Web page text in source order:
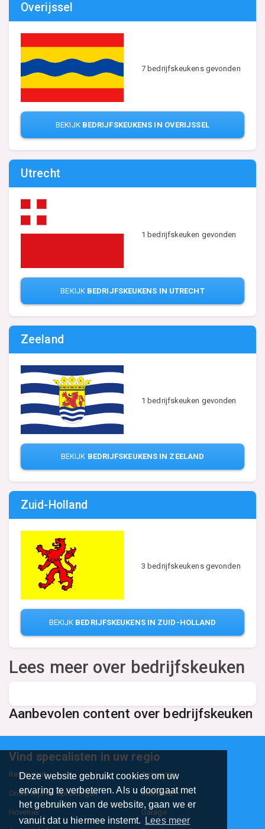
Deze website gebruikt cookies om uw
ervaring te verbeteren. Als u doorgaat met
het gebruiken van de website, gaan we er
vanuit dat u hiermee instemt.
Lees meer
Overijssel
7 bedrijfskeukens gevonden
BEKIJK BEDRIJFSKEUKENS IN OVERIJSSEL
Utrecht
1 bedrijfskeuken gevonden
BEKIJK BEDRIJFSKEUKENS IN UTRECHT
Zeeland
1 bedrijfskeuken gevonden
BEKIJK BEDRIJFSKEUKENS IN ZEELAND
Zuid-Holland
3 bedrijfskeukens gevonden
BEKIJK BEDRIJFSKEUKENS IN ZUID-HOLLAND
Lees meer over bedrijfskeuken
Aanbevolen content over bedrijfskeuken
Vind specalisten in uw regio
Restaurant Aannemer
Onderwijs en Opleidingen Makelaar
Hovenier Garage